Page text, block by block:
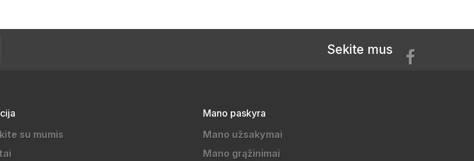
Sekite mus
su mumis
Mano paskyra
Mano užsakymai
Mano grąžinimai